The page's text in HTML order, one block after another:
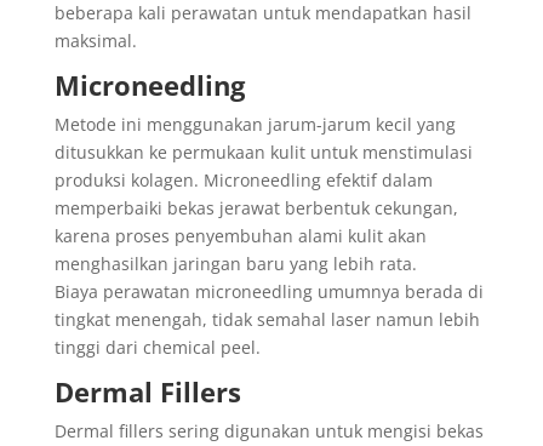
beberapa kali perawatan untuk mendapatkan hasil
maksimal.
Microneedling
Metode ini menggunakan jarum-jarum kecil yang
ditusukkan ke permukaan kulit untuk menstimulasi
produksi kolagen. Microneedling efektif dalam
memperbaiki bekas jerawat berbentuk cekungan,
karena proses penyembuhan alami kulit akan
menghasilkan jaringan baru yang lebih rata.
Biaya perawatan microneedling umumnya berada di
tingkat menengah, tidak semahal laser namun lebih
tinggi dari chemical peel.
Dermal Fillers
Dermal fillers sering digunakan untuk mengisi bekas